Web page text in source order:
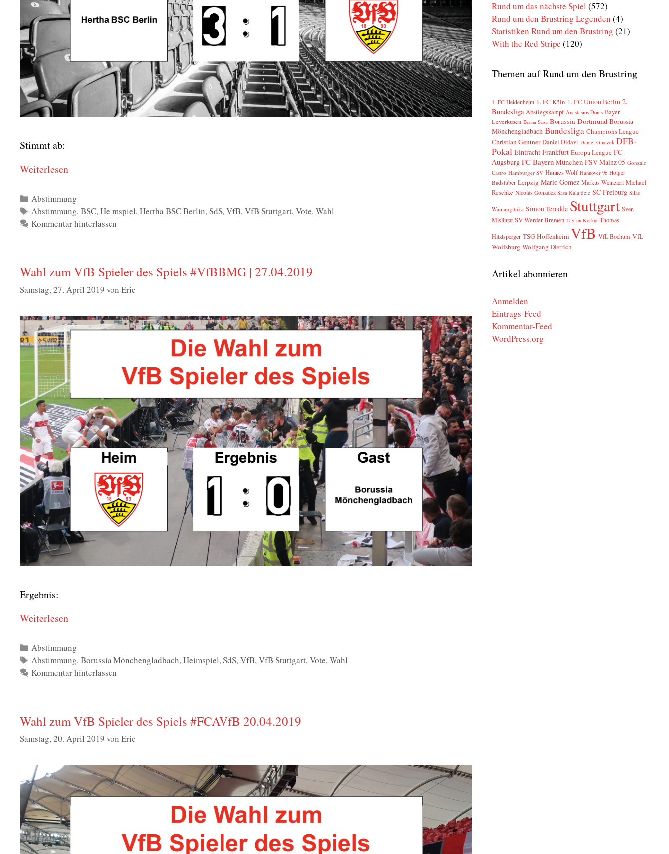
Stimmt ab:
Wei­ter­le­sen
Kategorien
Abstimmung
Schlagwörter
Abstimmung,BSC,Heimspiel,Hertha BSC Berlin,SdS,VfB,VfB Stuttgart,Vote,Wahl
Kommentar hinterlassen
Wahl zum VfB Spieler des Spiels #VfBBMG | 27.04.2019
Samstag, 27. April 2019 von Eric
Ergeb­nis:
Wei­ter­le­sen
Kategorien
Abstimmung
Schlagwörter
Abstimmung,Borussia Mönchengladbach,Heimspiel,SdS,VfB,VfB Stuttgart,Vote,Wahl
Kommentar hinterlassen
Wahl zum VfB Spieler des Spiels #FCAVfB 20.04.2019
Samstag, 20. April 2019 von Eric
Rund um das nächste Spiel (572)
Rund um den Brustring Legenden (4)
Statistiken Rund um den Brustring (21)
With the Red Stripe (120)
Themen auf Rund um den Brustring
1. FC Heidenheim 1. FC Köln 1. FC Union Berlin 2.
Bundesliga Abstiegskampf Anastasios Donis Bayer
Leverkusen Borna Sosa Borussia Dortmund Borussia
Mönchengladbach Bundesliga Champions League
Christian Gentner Daniel Didavi Daniel Ginczek DFB-
Pokal Eintracht Frankfurt Europa League FC
Augsburg FC Bayern München FSV Mainz 05 Gonzalo
Castro Hamburger SV Hannes Wolf Hannover 96 Holger
Badstuber Leipzig Mario Gomez Markus Weinzierl Michael
Reschke Nicolás González Sasa Kalajdzic SC Freiburg Silas
Wamangituka Simon Terodde Stuttgart Sven
Mislintat SV Werder Bremen Tayfun Korkut Thomas
Hitzlsperger TSG Hoffenheim VfB VfL Bochum VfL
Wolfsburg Wolfgang Dietrich
Artikel abonnieren
Anmelden
Eintrags-Feed
Kommentar-Feed
WordPress.org